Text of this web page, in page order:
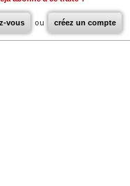
vous ou créez un compte